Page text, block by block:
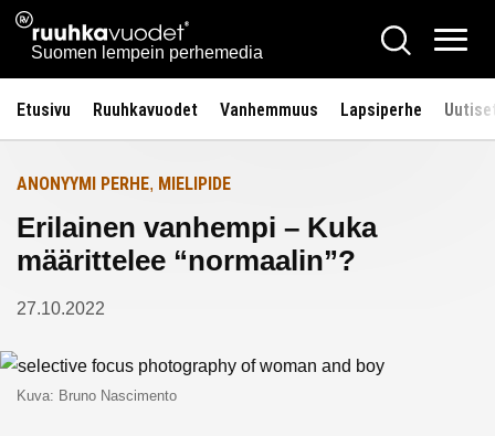
Siirry
sisältöön
Ruuhkavuodet.fi
Suomen lempein perhemedia
Hae
Etusivu Ruuhkavuodet Vanhemmuus Lapsiperhe
Etusivulle
ANONYYMI PERHE, MIELIPIDE
Erilainen vanhempi – Kuka
määrittelee “normaalin”?
27.10.2022
Kuva: Bruno Nascimento